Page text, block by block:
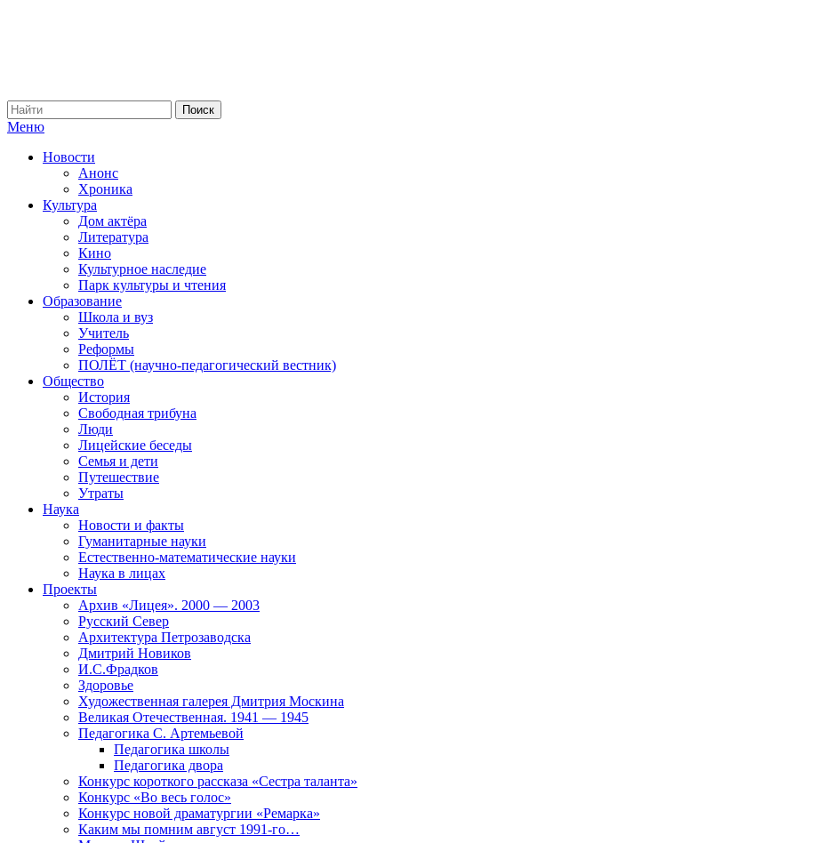
Меню
Новости
Анонс
Хроника
Культура
Дом актёра
Литература
Кино
Культурное наследие
Парк культуры и чтения
Образование
Школа и вуз
Учитель
Реформы
ПОЛЁТ (научно-педагогический вестник)
Общество
История
Свободная трибуна
Люди
Лицейские беседы
Семья и дети
Путешествие
Утраты
Наука
Новости и факты
Гуманитарные науки
Естественно-математические науки
Наука в лицах
Проекты
Архив «Лицея». 2000 — 2003
Русский Север
Архитектура Петрозаводска
Дмитрий Новиков
И.С.Фрадков
Здоровье
Художественная галерея Дмитрия Москина
Великая Отечественная. 1941 — 1945
Педагогика С. Артемьевой
Педагогика школы
Педагогика двора
Конкурс короткого рассказа «Сестра таланта»
Конкурс «Во весь голос»
Конкурс новой драматургии «Ремарка»
Каким мы помним август 1991-го…